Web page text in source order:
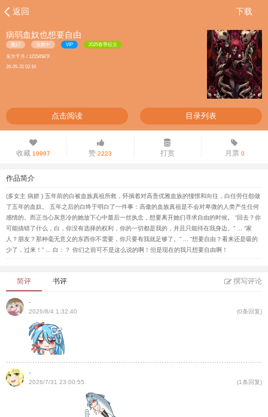
返回 下载
病弱血奴也想要自由
魔幻 连载中 VIP 2025春季征文
东方千月 / 1215458字
26-05-31 02:16
点击阅读 目录列表
收藏 19987 赞 2223 打赏 月票0
作品简介
(多女主 病娇 ) 五年前的白被血族真祖所救，怀揣着对高贵优雅血族的憧憬和向往，白任劳任怨做
了五年的血奴。 五年之后的白终于明白了一件事：高傲的血族真祖是不会对卑微的人类产生任何
感情的。而正当心灰意冷的她放下心中最后一丝执念，想要离开她们寻求自由的时候。 “回去？你
可能搞错了什么，白，你没有选择的权利，你的一切都是我的，并且只能待在我身边。” ... “家
人？朋友？那种毫无意义的东西你不需要，你只要有我就足够了。” ... “想要自由？看来还是吸的
少了，过来！” ... 白：？ 你们之前可不是这么说的啊！但是现在的我只想要自由啊！
简评 书评 撰写评论
-
2026/8/4 1:32:40 (0条回复)
-
2026/7/31 23:00:55 (1条回复)